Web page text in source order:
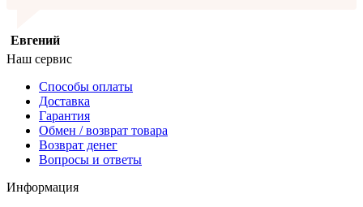
Евгений
Наш сервис
Способы оплаты
Доставка
Гарантия
Обмен / возврат товара
Возврат денег
Вопросы и ответы
Информация